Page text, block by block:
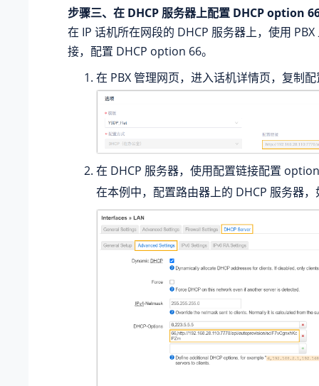
步骤三、在 DHCP 服务器上配置 DHCP option
在 IP 话机所在网段的 DHCP 服务器上，使用
接，配置 DHCP option 66。
在 PBX 管理网页，进入话机详情页，复制
在 DHCP 服务器，使用配置链接配置
在本例中，配置路由器上的 DHCP 服务器